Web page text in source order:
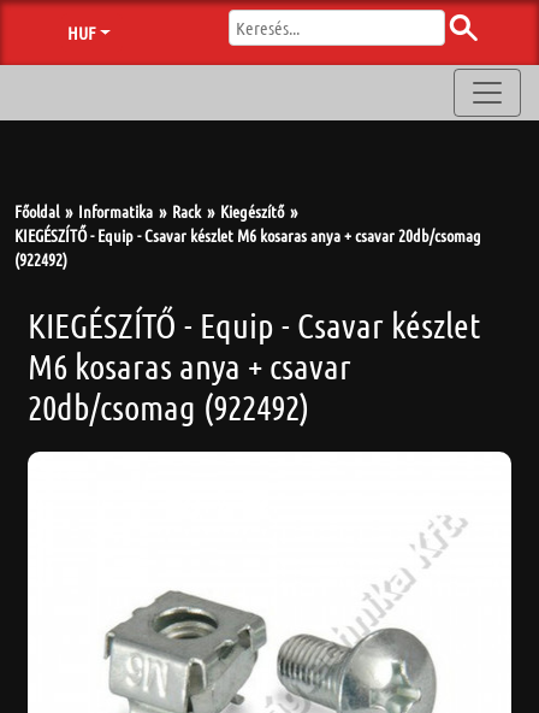
HUF
Főoldal Informatika Rack
Kiegészítő
KIEGÉSZÍTŐ - Equip - Csavar készlet M6 kosaras anya + csavar 20db/csomag
(922492)
KIEGÉSZÍTŐ - Equip - Csavar készlet
M6 kosaras anya + csavar
20db/csomag (922492)